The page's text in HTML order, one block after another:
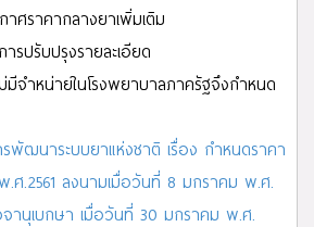
ผลการค้นหาK
ศราคากลางยาเพิ่มเติม
รปรับปรุงรายละเอียด
มีจำหน่ายในโรงพยาบาลภาครัฐจึงกำหนด
พัฒนาระบบยาแห่งชาติ เรื่อง กำหนดราคา
.ศ.2561 ลงนามเมื่อวันที่ 8 มกราคม พ.ศ.
จานุเบกษา เมื่อวันที่ 30 มกราคม พ.ศ.